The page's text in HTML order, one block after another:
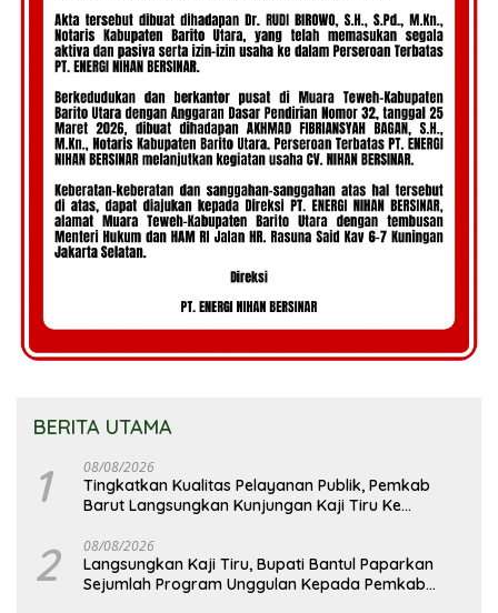
BERITA UTAMA
1 08/08/2026
Tingkatkan Kualitas Pelayanan Publik, Pemkab
Barut Langsungkan Kunjungan Kaji Tiru Ke
2 08/08/2026
Langsungkan Kaji Tiru, Bupati Bantul Paparkan
Sejumlah Program Unggulan Kepada Pemkab